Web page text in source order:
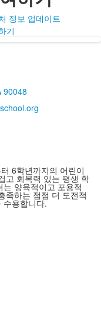
정보 업데이트
기
90048
6학년까지의 어린이
고 회복력 있는 평생 학
양육적이고 포용적
족하는 점점 더 도전적
수용합니다.